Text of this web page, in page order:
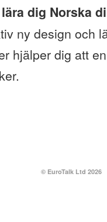
dig Norska
ny design och
hjälper dig att
© EuroTalk Ltd 2026